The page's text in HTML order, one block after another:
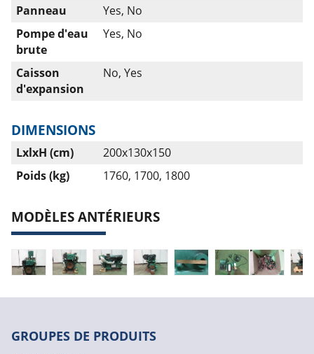
Panneau
Yes, No
Pompe d'eau
brute
Yes, No
Caisson
d'expansion
No, Yes
DIMENSIONS
LxlxH (cm)
200x130x150
Poids (kg)
1760, 1700, 1800
MODÈLES ANTÉRIEURS
GROUPES DE PRODUITS